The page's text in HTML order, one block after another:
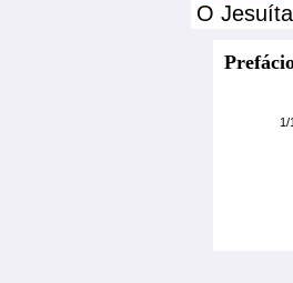
O Jesuíta
1/1